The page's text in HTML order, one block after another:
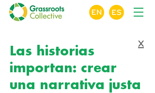
Las historias
importan: crear
una narrativa justa
X